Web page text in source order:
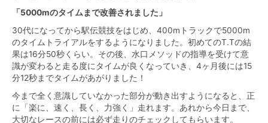
「5000mのタイムまで改善されました」
30代になってから駅伝競技をはじめ、400mトラックで5000m
のタイムトライアルをするようになりました。初めてのT.Tの結
果は16分50秒くらい。その後、水口メソッドの指導を受けて意
識が変わると走る度にタイムが良くなっていき、4ヶ月後には15
分12秒までタイムがあがりました！
今まで全く意識していなかった部分が動き出すようになると、正
に「楽に、速く、長く、力強く」走れます。あれから今日まで、
大切なレースの前には必ず走りのチェックしてもらいます。